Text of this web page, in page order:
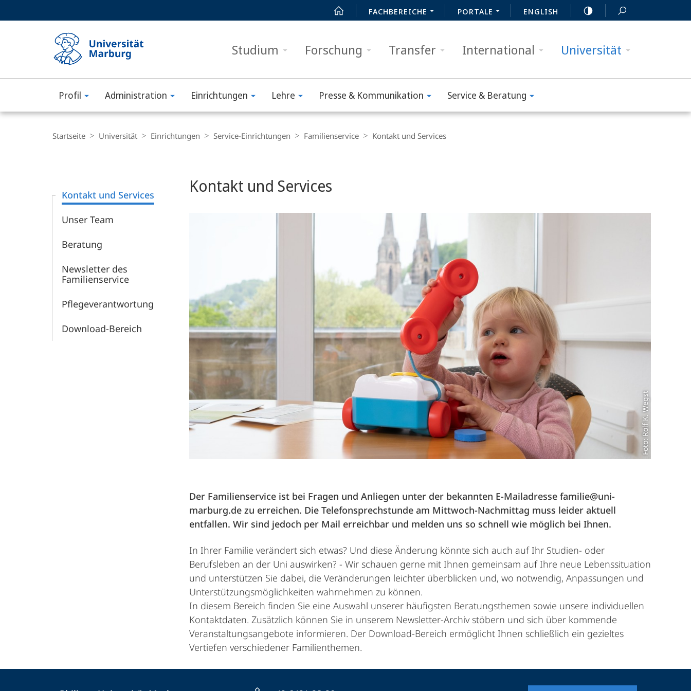
FACHBEREICHE PORTALE ENGLISH
Studium Forschung Transfer International Universität
Philipps-
Universität
Marburg
Profil Administration Einrichtungen Lehre Presse & Kommunikation Service & Beratung
Navigation
Startseite Universität Einrichtungen Service-Einrichtungen Familienservice Kontakt und Services
Kontakt und Services
Unser Team
Beratung
Newsletter des
Familienservice
Pflege­verantwortung
Download-Bereich
Kontakt und Services
Foto: Rolf K. Wegst
Der Familienservice ist bei Fragen und Anliegen unter der bekannten E-Mailadresse familie@uni-
marburg.de zu erreichen. Die Telefonsprechstunde am Mittwoch-Nachmittag muss leider aktuell
entfallen. Wir sind jedoch per Mail erreichbar und melden uns so schnell wie möglich bei Ihnen.
In Ihrer Familie verändert sich etwas? Und diese Änderung könnte sich auch auf Ihr Studien- oder
Berufsleben an der Uni auswirken? - Wir schauen gerne mit Ihnen gemeinsam auf Ihre neue Lebenssituation
und unterstützen Sie dabei, die Veränderungen leichter überblicken und, wo notwendig, Anpassungen und
Unterstützungsmöglichkeiten wahrnehmen zu können.
In diesem Bereich finden Sie eine Auswahl unserer häufigsten Beratungsthemen sowie unsere individuellen
Kontaktdaten. Zusätzlich können Sie in unserem Newsletter-Archiv stöbern und sich über kommende
Veranstaltungsangebote informieren. Der Download-Bereich ermöglicht Ihnen schließlich ein gezieltes
Vertiefen verschiedener Familienthemen.
Kontaktinformationen